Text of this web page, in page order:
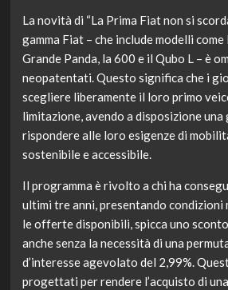
La novità di “La Prima Fiat non si
gamma Fiat – che include modelli come
Grande Panda, la 600 e il Qubo L – è
neopatentati. Questo significa che i
scegliere liberamente il loro primo
limitazione, avendo a disposizione una
rispondere alle loro esigenze di
sostenibile e accessibile.
Il programma è rivolto a chi ha
ultimi tre anni, presentando
le offerte disponibili, spicca uno
anche senza la necessità di una
d’interesse agevolato del 2,99%.
progettati per rendere l’acquisto di